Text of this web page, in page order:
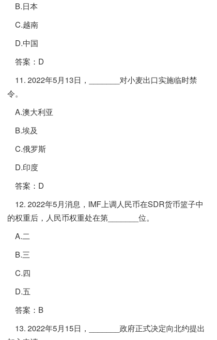
B.日本
C.越南
D.中国
答案：D
11. 2022年5月13日，_______对小麦出口实施临时禁
令。
A.澳大利亚
B.埃及
C.俄罗斯
D.印度
答案：D
12. 2022年5月消息，IMF上调人民币在SDR货币篮子中
的权重后，人民币权重处在第_______位。
A.二
B.三
C.四
D.五
答案：B
13. 2022年5月15日，_______政府正式决定向北约提出